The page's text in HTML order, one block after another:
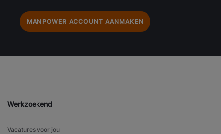
MANPOWER ACCOUNT AANMAKEN
Werkzoekend
Vacatures voor jou